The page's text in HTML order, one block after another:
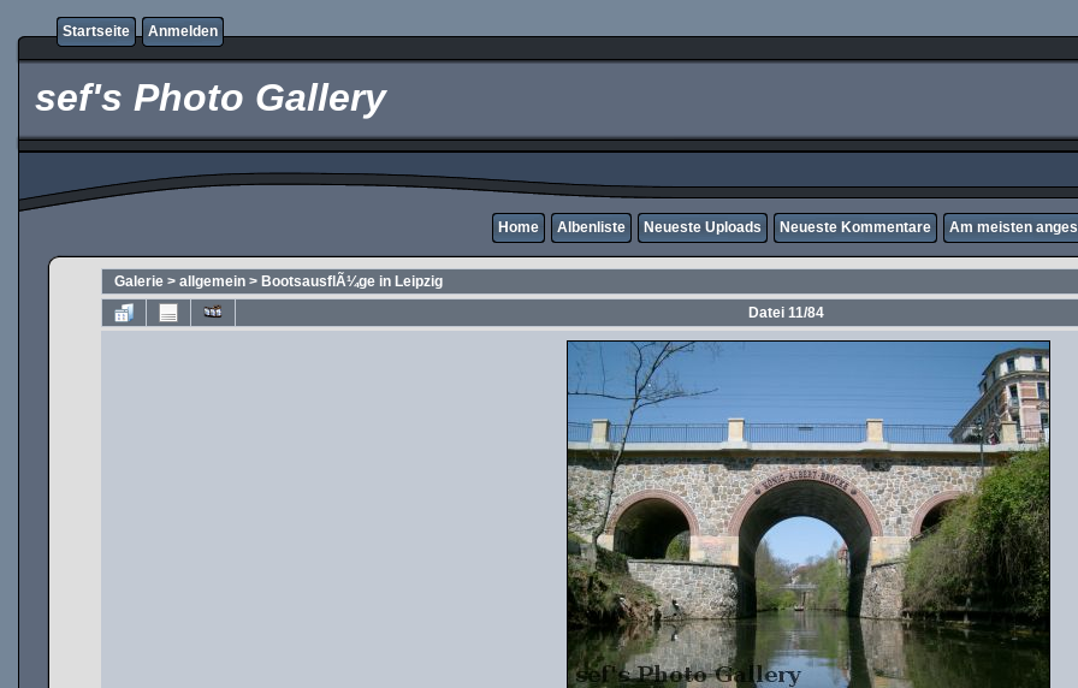
Startseite Anmelden
sef's Photo Gallery
Home Albenliste Neueste Uploads Neueste Kommentare Am meisten
Galerie > allgemein > BootsausflÃ¼ge in Leipzig
Datei 11/84